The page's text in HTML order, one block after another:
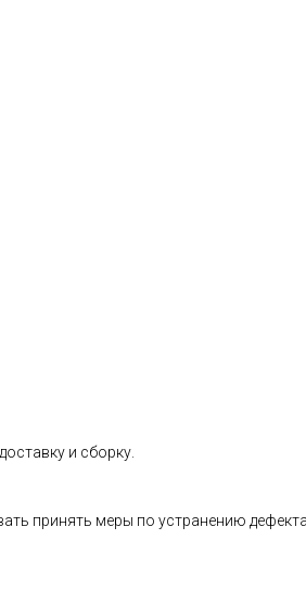
и сборку.
принять меры по устранению дефекта.